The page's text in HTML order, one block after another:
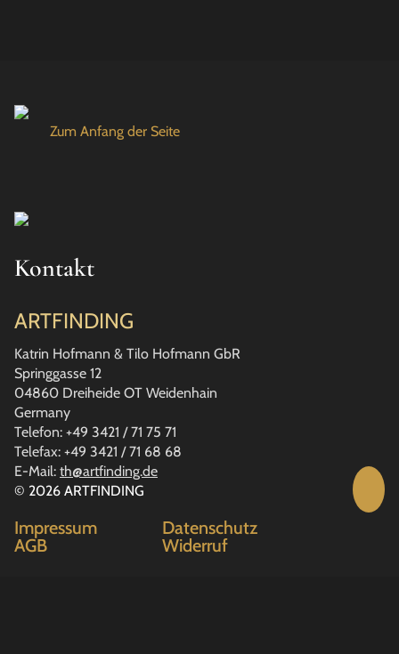
Zum Anfang der Seite
© 2026 ARTFINDING
Impressum
Datenschutz
AGB
Widerruf
Kontakt
ARTFINDING
Katrin Hofmann & Tilo Hofmann GbR
Springgasse 12
04860 Dreiheide OT Weidenhain
Germany
Telefon: +49 3421 / 71 75 71
Telefax: +49 3421 / 71 68 68
E-Mail: th@artfinding.de